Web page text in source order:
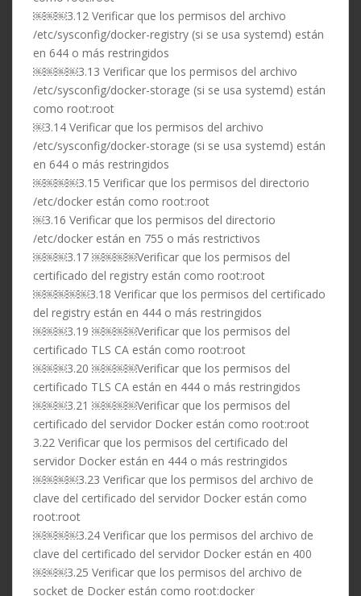
￼￼￼3.12 Verificar que los permisos del archivo
/etc/sysconfig/docker-registry (si se usa systemd) están
en 644 o más restringidos
￼￼￼￼3.13 Verificar que los permisos del archivo
/etc/sysconfig/docker-storage (si se usa systemd) están
como root:root
￼3.14 Verificar que los permisos del archivo
/etc/sysconfig/docker-storage (si se usa systemd) están
en 644 o más restringidos
￼￼￼￼3.15 Verificar que los permisos del directorio
/etc/docker están como root:root
￼3.16 Verificar que los permisos del directorio
/etc/docker están en 755 o más restrictivos
￼￼￼3.17 ￼￼￼￼Verificar que los permisos del
certificado del registry están como root:root
￼￼￼￼￼3.18 Verificar que los permisos del certificado
del registry están en 444 o más restringidos
￼￼￼3.19 ￼￼￼￼Verificar que los permisos del
certificado TLS CA están como root:root
￼￼￼3.20 ￼￼￼￼Verificar que los permisos del
certificado TLS CA están en 444 o más restringidos
￼￼￼3.21 ￼￼￼￼Verificar que los permisos del
certificado del servidor Docker están como root:root
3.22 Verificar que los permisos del certificado del
servidor Docker están en 444 o más restringidos
￼￼￼￼3.23 Verificar que los permisos del archivo de
clave del certificado del servidor Docker están como
root:root
￼￼￼￼3.24 Verificar que los permisos del archivo de
clave del certificado del servidor Docker están en 400
￼￼￼3.25 Verificar que los permisos del archivo de
socket de Docker están como root:docker